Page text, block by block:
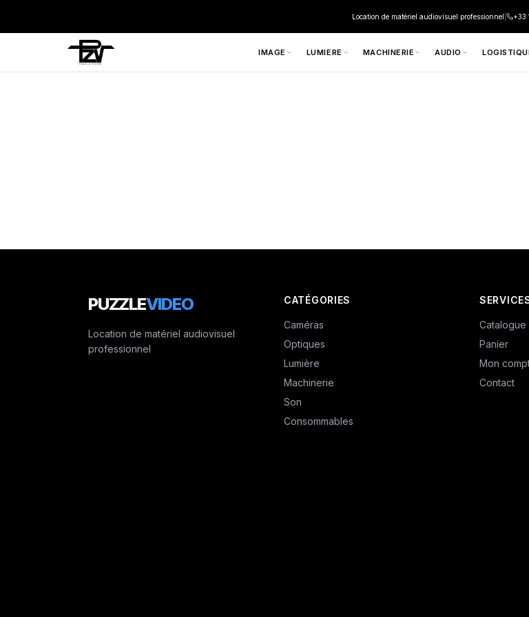
Location de matériel audiovisuel professionnel +33
IMAGE LUMIERE MACHINERIE AUDIO
PUZZLEVIDEO
Location de matériel audiovisuel
professionnel
CATÉGORIES
Caméras
Optiques
Lumière
Machinerie
Son
Consommables
Catalogue
Panier
Mon
Contact